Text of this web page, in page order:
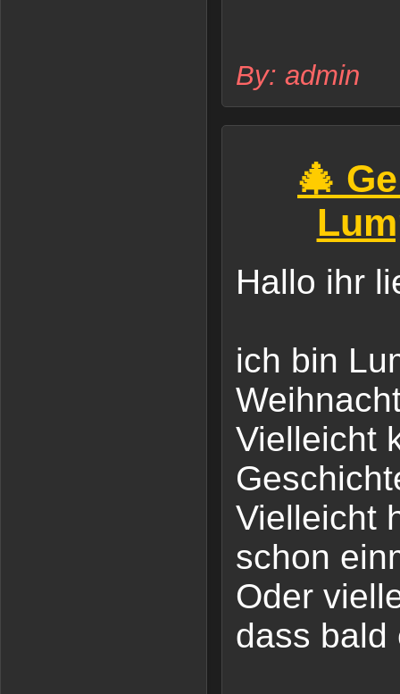
By: admin
🎄
Hallo ihr
ich bin
Vielleicht
Vielleicht
schon
Oder
dass bald